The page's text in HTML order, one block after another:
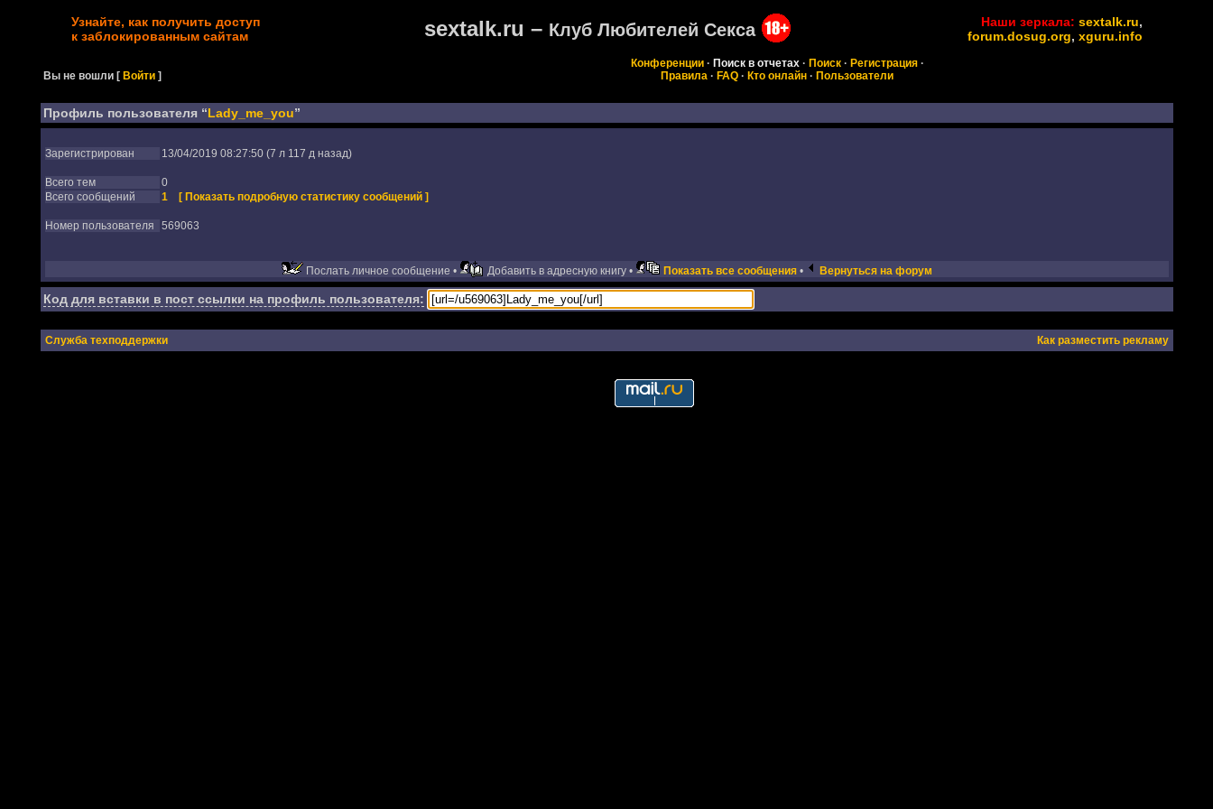
Узнайте, как получить доступ
к заблокированным сайтам
sextalk.ru – Клуб Любителей Секса Наши зеркала: sextalk.ru,
forum.dosug.org, xguru.info
Вы не вошли [Войти ]
Конференции· Поиск в отчетах· Поиск· Регистрация·
Правила · FAQ · Кто онлайн · Пользователи
Профиль пользователя “Lady_me_you”
Зарегистрирован 13/04/2019 08:27:50 (7 л 117 д назад)
Всего тем
0
Всего сообщений
1 [ Показать подробную статистику сообщений ]
Номер пользователя 569063
Послать личное сообщение • Добавить в адресную книгу • Показать все сообщения• Вернуться на форум
Код для вставки в пост ссылки на профиль пользователя:
Служба техподдержки Как разместить рекламу